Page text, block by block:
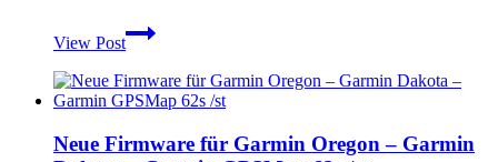
View Post
Garmin
Topo
2010
–
routingfähige
Neue Firmware für Garmin Oregon – Garmin